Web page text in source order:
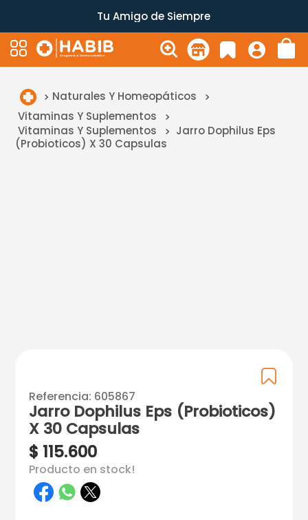
Tu Amigo de Siempre
Naturales Y Homeopáticos
Vitaminas Y Suplementos
Vitaminas Y Suplementos
Jarro Dophilus Eps
(Probioticos) X 30 Capsulas
Referencia: 605867
Jarro Dophilus Eps (Probioticos)
X 30 Capsulas
$ 115.600
Producto en stock!